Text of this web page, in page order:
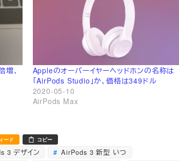
、
Appleのオーバーイヤーヘッドホンの名称は
「AirPods Studio」か、価格は349ドル
2020-05-10
AirPods Max
ード コピー
3 デザイン
AirPods 3 新型 いつ